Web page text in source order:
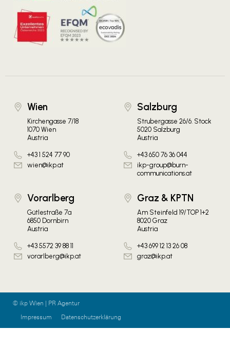
Wien
Kirchengasse 7/18
1070 Wien
Austria
+43 1 524 77 90
wien@ikp.at
Salzburg
Strubergasse 26/6. Stock
5020 Salzburg
Austria
+43 650 76 36 044
ikp-group@burn-
communications.at
Vorarlberg
Gütlestraße 7a
6850 Dornbirn
Austria
+43 5572 39 88 11
vorarlberg@ikp.at
Graz & KPTN
Am Steinfeld 19/TOP 1+2
8020 Graz
Austria
+43 699 12 13 26 08
graz@ikp.at
© ikp Wien | PR Agentur
Impressum
Datenschutzerklärung